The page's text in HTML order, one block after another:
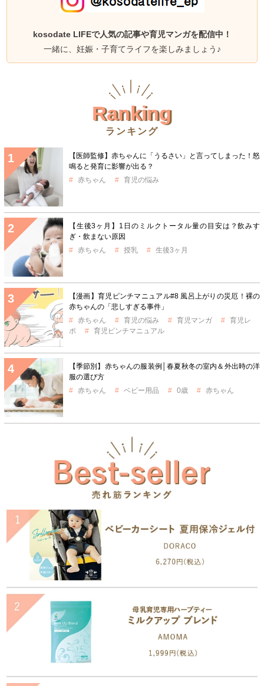
kosodate LIFEで人気の記事や育児マンガを配信中！
一緒に、妊娠・子育てライフを楽しみましょう♪
Ranking
ランキング
【医師監修】赤ちゃんに「うるさい」と言ってしまった！怒
鳴ると発育に影響が出る？
赤ちゃん
育児の悩み
【生後3ヶ月】1日のミルクトータル量の目安は？飲みす
ぎ・飲まない原因
赤ちゃん
授乳 生後3ヶ月
【漫画】育児ピンチマニュアル#8 風呂上がりの災厄！裸の
赤ちゃんの「悲しすぎる事件」
赤ちゃん
育児の悩み 育児マンガ
育児レ
ポ
育児ピンチマニュアル
【季節別】赤ちゃんの服装例│春夏秋冬の室内＆外出時の洋
服の選び方
赤ちゃん
ベビー用品 0歳 赤ちゃん